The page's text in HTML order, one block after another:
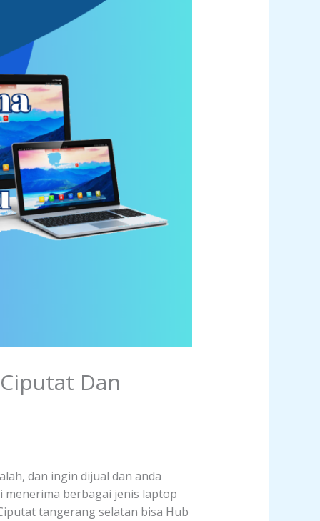
Dan
dan ingin dijual dan anda
menerima berbagai jenis laptop
tangerang selatan bisa Hub